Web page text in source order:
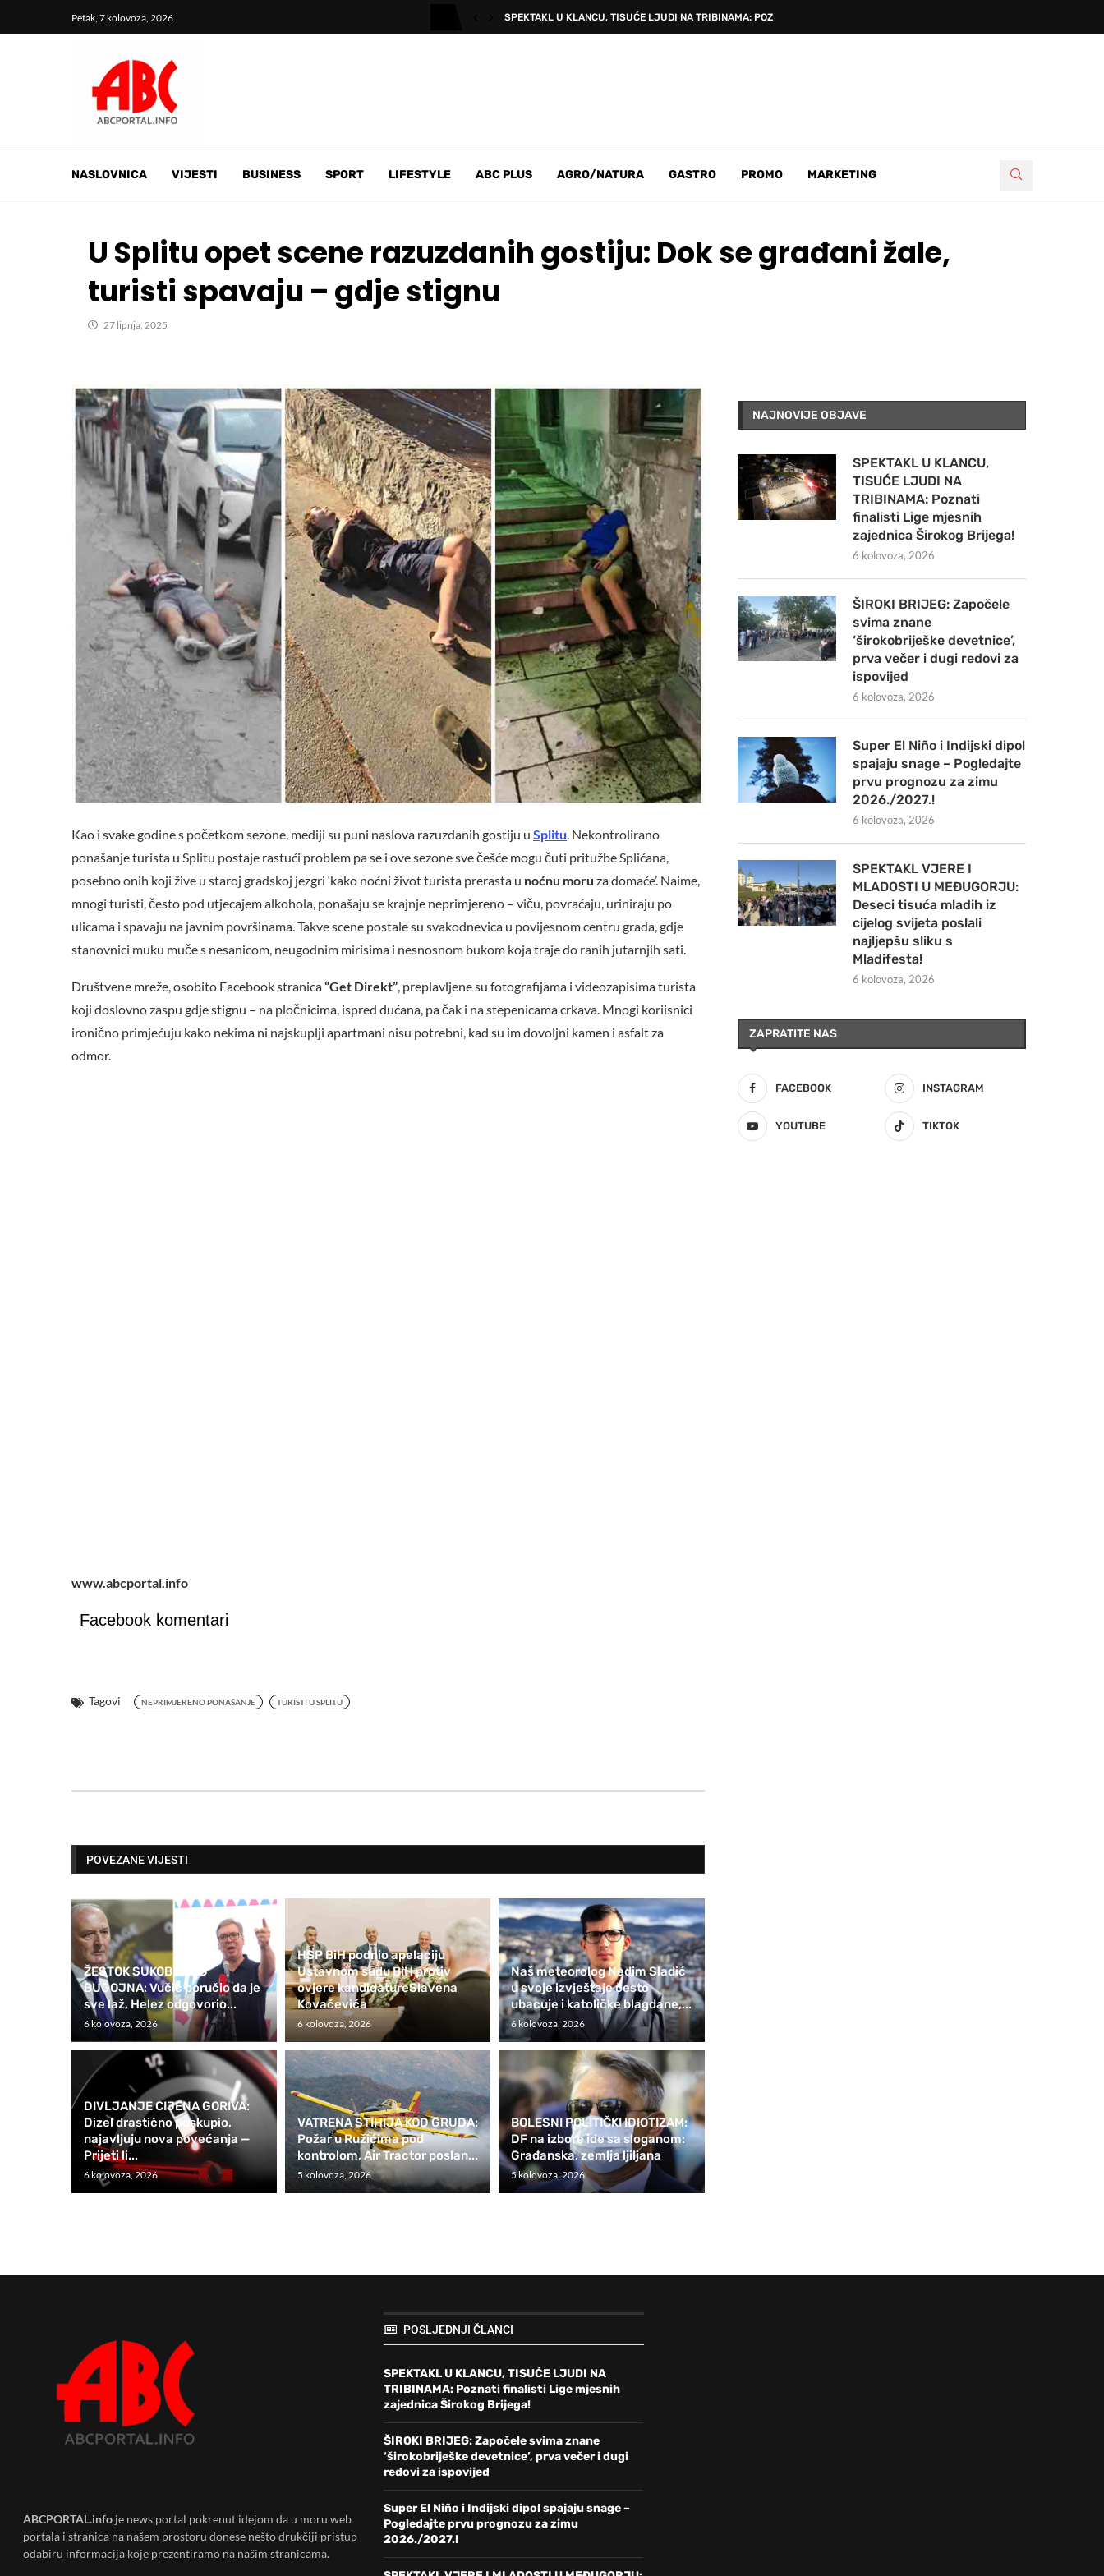
Petak, 7 kolovoza, 2026 SPEKTAKL U KLANCU, TISUĆE LJUDI NA TRIBINAMA: POZNATI...
NASLOVNICA VIJESTI BUSINESS SPORT LIFESTYLE ABC PLUS AGRO/NATURA GASTRO PROMO MARKETING
U Splitu opet scene razuzdanih gostiju: Dok se građani žale,
turisti spavaju – gdje stignu
27 lipnja, 2025
Kao i svake godine s početkom sezone, mediji su puni naslova razuzdanih gostiju u Splitu. Nekontrolirano
ponašanje turista u Splitu postaje rastući problem pa se i ove sezone sve češće mogu čuti pritužbe Splićana,
posebno onih koji žive u staroj gradskoj jezgri ‘kako noćni život turista prerasta u noćnu moru za domaće’. Naime,
mnogi turisti, često pod utjecajem alkohola, ponašaju se krajnje neprimjereno – viču, povraćaju, uriniraju po
ulicama i spavaju na javnim površinama. Takve scene postale su svakodnevica u povijesnom centru grada, gdje
stanovnici muku muče s nesanicom, neugodnim mirisima i nesnosnom bukom koja traje do ranih jutarnjih sati.
Društvene mreže, osobito Facebook stranica“Get Direkt”, preplavljene su fotografijama i videozapisima turista
koji doslovno zaspu gdje stignu – na pločnicima, ispred dućana, pa čak i na stepenicama crkava. Mnogi koriisnici
ironično primjećuju kako nekima ni najskuplji apartmani nisu potrebni, kad su im dovoljni kamen i asfalt za
odmor.
www.abcportal.info
Facebook komentari
Tagovi NEPRIMJERENO PONAŠANJE TURISTI U SPLITU
POVEZANE VIJESTI
ŽESTOK SUKOB ZBOG
BUGOJNA: Vučić poručio da je
sve laž, Helez odgovorio...
6 kolovoza, 2026
HSP BiH podnio apelaciju
Ustavnom sudu BiH protiv
ovjere kandidatureSlavena
Kovačevića
6 kolovoza, 2026
Naš meteorolog Nedim Sladić
u svoje izvještaje često
ubacuje i katoličke blagdane,...
6 kolovoza, 2026
DIVLJANJE CIJENA GORIVA:
Dizel drastično poskupio,
najavljuju nova povećanja —
Prijeti li...
6 kolovoza, 2026
VATRENA STIHIJA KOD GRUDA:
Požar u Ružićima pod
kontrolom, Air Tractor poslan...
5 kolovoza, 2026
BOLESNI POLITIČKI IDIOTIZAM:
DF na izbore ide sa sloganom:
Građanska, zemlja ljiljana
5 kolovoza, 2026
NAJNOVIJE OBJAVE
SPEKTAKL U KLANCU,
TISUĆE LJUDI NA
TRIBINAMA: Poznati
finalisti Lige mjesnih
zajednica Širokog Brijega!
6 kolovoza, 2026
ŠIROKI BRIJEG: Započele
svima znane
‘širokobriješke devetnice’,
prva večer i dugi redovi za
ispovijed
6 kolovoza, 2026
Super El Niño i Indijski dipol
spajaju snage – Pogledajte
prvu prognozu za zimu
2026./2027.!
6 kolovoza, 2026
SPEKTAKL VJERE I
MLADOSTI U MEĐUGORJU:
Deseci tisuća mladih iz
cijelog svijeta poslali
najljepšu sliku s
Mladifesta!
6 kolovoza, 2026
ZAPRATITE NAS
FACEBOOK INSTAGRAM
YOUTUBE TIKTOK
ABCPORTAL.info je news portal pokrenut idejom da u moru web
portala i stranica na našem prostoru donese nešto drukčiji pristup
odabiru informacija koje prezentiramo na našim stranicama.
POSLJEDNJI ČLANCI
SPEKTAKL U KLANCU, TISUĆE LJUDI NA
TRIBINAMA: Poznati finalisti Lige mjesnih
zajednica Širokog Brijega!
ŠIROKI BRIJEG: Započele svima znane
‘širokobriješke devetnice’, prva večer i dugi
redovi za ispovijed
Super El Niño i Indijski dipol spajaju snage –
Pogledajte prvu prognozu za zimu
2026./2027.!